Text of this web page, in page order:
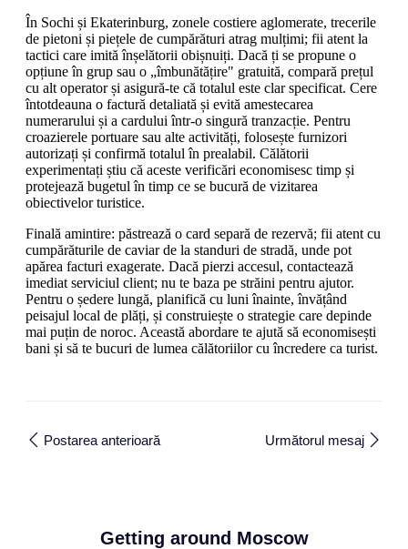
În Sochi și Ekaterinburg, zonele costiere aglomerate, trecerile
de pietoni și piețele de cumpărături atrag mulțimi; fii atent la
tactici care imită înșelătorii obișnuiți. Dacă ți se propune o
opțiune în grup sau o „îmbunătățire" gratuită, compară prețul
cu alt operator și asigură-te că totalul este clar specificat. Cere
întotdeauna o factură detaliată și evită amestecarea
numerarului și a cardului într-o singură tranzacție. Pentru
croazierele portuare sau alte activități, folosește furnizori
autorizați și confirmă totalul în prealabil. Călătorii
experimentați știu că aceste verificări economisesc timp și
protejează bugetul în timp ce se bucură de vizitarea
obiectivelor turistice.
Finală amintire: păstrează o card separă de rezervă; fii atent cu
cumpărăturile de caviar de la standuri de stradă, unde pot
apărea facturi exagerate. Dacă pierzi accesul, contactează
imediat serviciul client; nu te baza pe străini pentru ajutor.
Pentru o ședere lungă, planifică cu luni înainte, învățând
peisajul local de plăți, și construiește o strategie care depinde
mai puțin de noroc. Această abordare te ajută să economisești
bani și să te bucuri de lumea călătoriilor cu încredere ca turist.
Postarea anterioară Următorul mesaj
Getting around Moscow